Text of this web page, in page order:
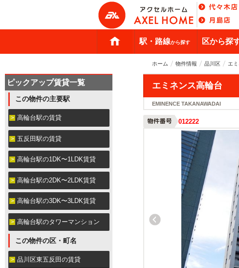
駅・路線から探す 区から探
ホーム 物件情報 品川区 エ
エミネンス高輪台
EMINENCE TAKANAWADAI
012222
ピックアップ賃貸一覧
この物件の主要駅
高輪台駅の賃貸
五反田駅の賃貸
高輪台駅の1DK〜1LDK賃貸
高輪台駅の2DK〜2LDK賃貸
高輪台駅の3DK〜3LDK賃貸
高輪台駅のタワーマンション
この物件の区・町名
品川区東五反田の賃貸